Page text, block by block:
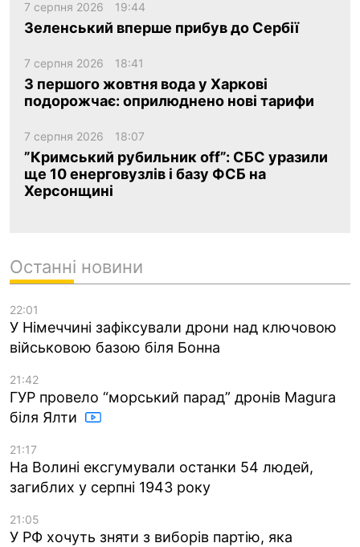
7 серпня 2026 19:44
Зеленський вперше прибув до Сербії
7 серпня 2026 18:41
З першого жовтня вода у Харкові
подорожчає: оприлюднено нові тарифи
7 серпня 2026 18:07
”Кримський рубильник off”: СБС уразили
ще 10 енерговузлів і базу ФСБ на
Херсонщині
Останні новини
22:01
У Німеччині зафіксували дрони над ключовою
військовою базою біля Бонна
21:42
ГУР провело “морський парад” дронів Magura
біля Ялти
21:17
На Волині ексгумували останки 54 людей,
загиблих у серпні 1943 року
21:05
У РФ хочуть зняти з виборів партію, яка